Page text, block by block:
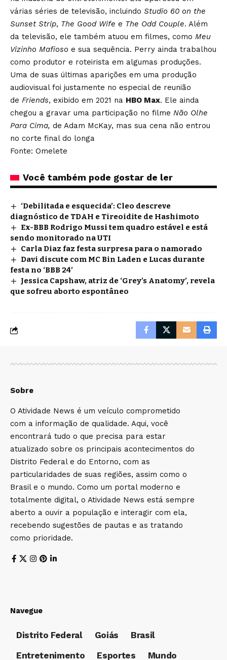
várias séries de televisão, incluindo Studio 60 on the
Sunset Strip, The Good Wife e The Odd Couple. Além
da televisão, ele também atuou em filmes, como Meu
Vizinho Mafioso e sua sequência. Perry ainda trabalhou
como produtor e roteirista em algumas produções.
Uma de suas últimas aparições em uma produção
audiovisual foi justamente no especial de reunião
de Friends, exibido em 2021 na HBO Max. Ele ainda
chegou a gravar uma participação no filme Não Olhe
Para Cima, de Adam McKay, mas sua cena não entrou
no corte final do longa
Fonte: Omelete
Você também pode gostar de ler
‘Debilitada e esquecida’: Cleo descreve
diagnóstico de TDAH e Tireoidite de Hashimoto
Ex-BBB Rodrigo Mussi tem quadro estável e está
sendo monitorado na UTI
Carla Diaz faz festa surpresa para o namorado
Davi discute com MC Bin Laden e Lucas durante
festa no ‘BBB 24’
Jessica Capshaw, atriz de ‘Grey’s Anatomy’, revela
que sofreu aborto espontâneo
Sobre
O Atividade News é um veículo comprometido
com a informação de qualidade. Aqui, você
encontrará tudo o que precisa para estar
atualizado sobre os principais acontecimentos do
Distrito Federal e do Entorno, com as
particularidades de suas regiões, assim como o
Brasil e o mundo. Como um portal moderno e
totalmente digital, o Atividade News está sempre
aberto a ouvir a população e interagir com ela,
recebendo sugestões de pautas e as tratando
como prioridade.
Navegue
Distrito Federal Goiás
Brasil
Entretenimento
Esportes Mundo